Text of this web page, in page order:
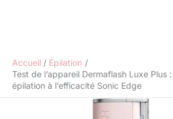
Accueil
Épilation
Test de l’appareil Dermaflash Luxe Plus
épilation à l’efficacité Sonic Edge